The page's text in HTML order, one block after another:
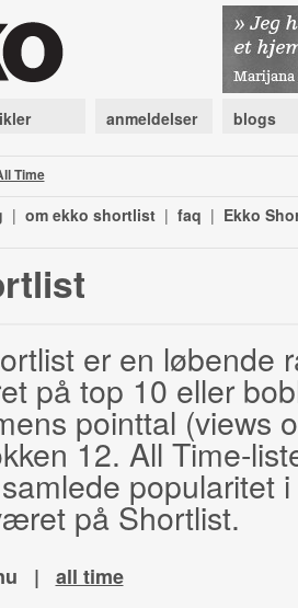
anmeldelser blogs
Time
| om ekko shortlist | faq | Ekko
er en løbende
på top 10 eller
pointtal (views
12. All Time-
popularitet
på Shortlist.
| all time